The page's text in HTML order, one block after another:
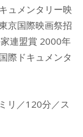
ュメンタリー映
京国際映画祭招
連盟賞 2000年
際ドキュメンタ
リ／120分／ス